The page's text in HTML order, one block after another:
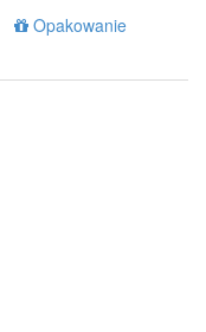
Opakowanie